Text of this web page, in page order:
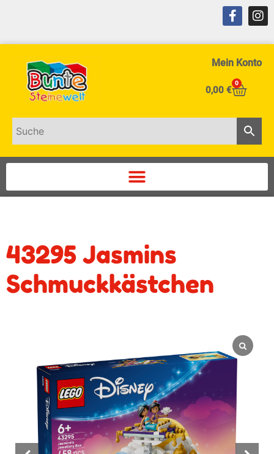
Mein Konto
0,00 €
0
43295 Jasmins
Schmuckkästchen